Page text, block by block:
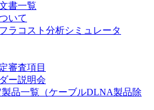
書一覧
いて
ラコスト分析シミュレータ
審査項目
ー説明会
製品一覧（ケーブルDLNA製品除